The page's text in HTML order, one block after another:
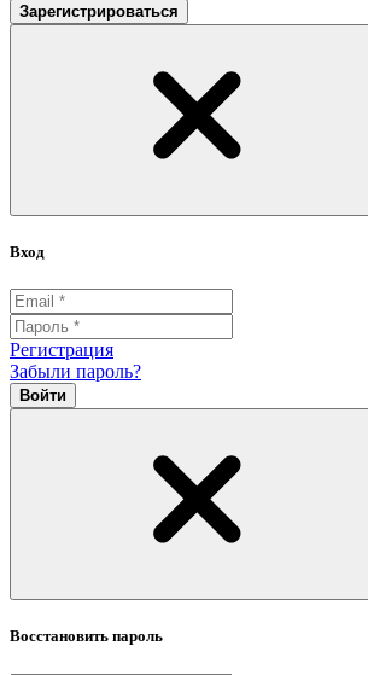
Зарегистрироваться
Вход
Регистрация
Забыли пароль?
Войти
Восстановить пароль